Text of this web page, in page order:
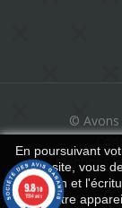
© Avons
Mentions
En poursuivant
ce site, vous
l’utilisation et
votre
9.8/10
1594 avis